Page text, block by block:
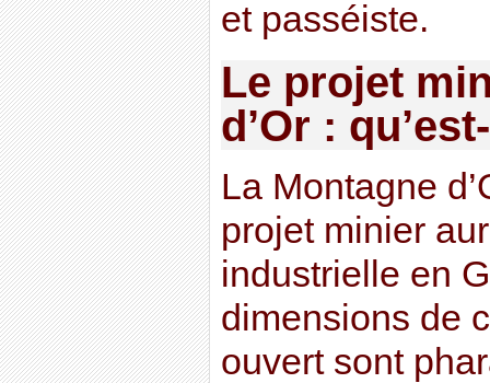
et passéiste.
Le projet
d’Or :
La Montagne
projet minier
industrielle en
dimensions de
ouvert sont